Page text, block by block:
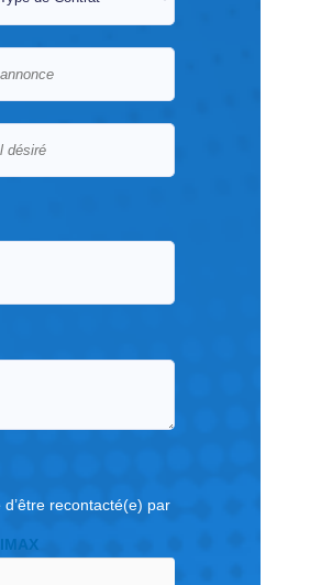
d’être recontacté(e) par